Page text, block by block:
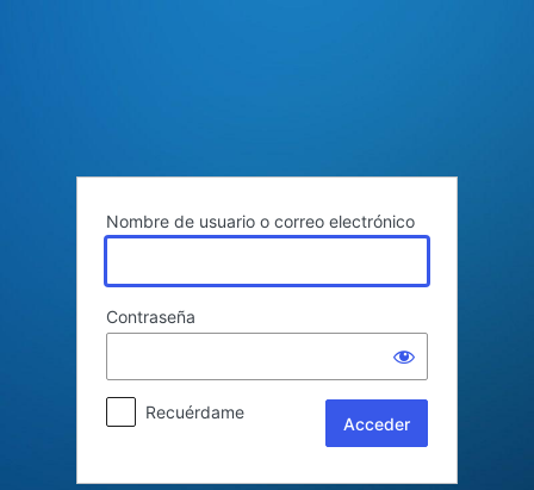
Nombre de usuario o correo electrónico
Contraseña
Recuérdame